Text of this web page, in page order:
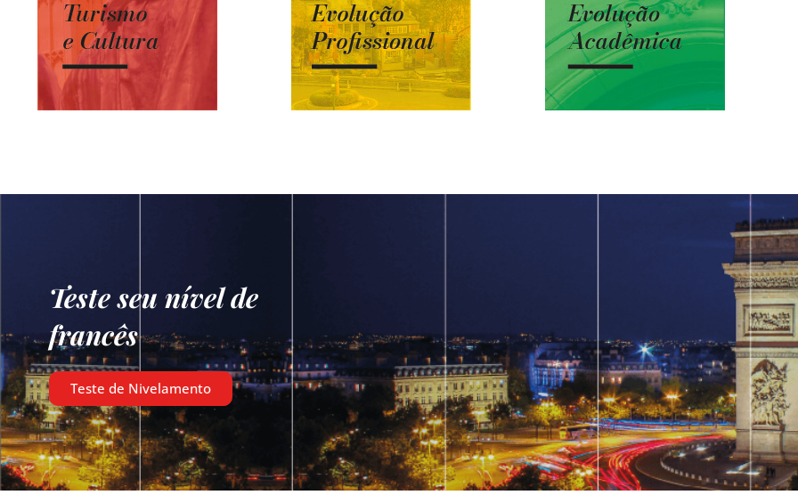
Teste seu nível de
francês
Teste de Nivelamento